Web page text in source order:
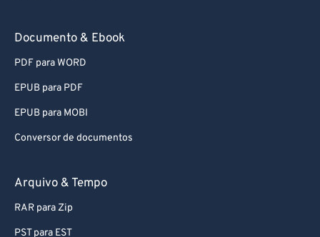
Documento & Ebook
PDF para WORD
EPUB para PDF
EPUB para MOBI
Conversor de documentos
Arquivo & Tempo
RAR para Zip
PST para EST